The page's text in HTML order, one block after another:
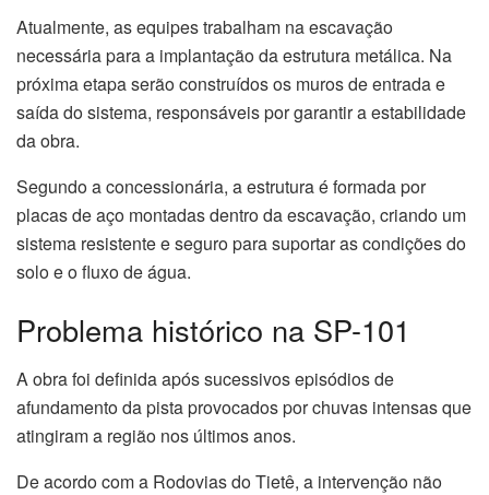
Atualmente, as equipes trabalham na escavação
necessária para a implantação da estrutura metálica. Na
próxima etapa serão construídos os muros de entrada e
saída do sistema, responsáveis por garantir a estabilidade
da obra.
Segundo a concessionária, a estrutura é formada por
placas de aço montadas dentro da escavação, criando um
sistema resistente e seguro para suportar as condições do
solo e o fluxo de água.
Problema histórico na SP-101
A obra foi definida após sucessivos episódios de
afundamento da pista provocados por chuvas intensas que
atingiram a região nos últimos anos.
De acordo com a Rodovias do Tietê, a intervenção não